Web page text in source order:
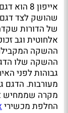
אייפון 8 הוא דגם בסדרת הטלפונים החכמים של
שהושק לצד
של הדורות
אלחוטית וגב
ההשקה
ההשקה שלו
גבוהות לפני
מעורבות. הדגם
מקרה שממחיש
החלפת מכשירי